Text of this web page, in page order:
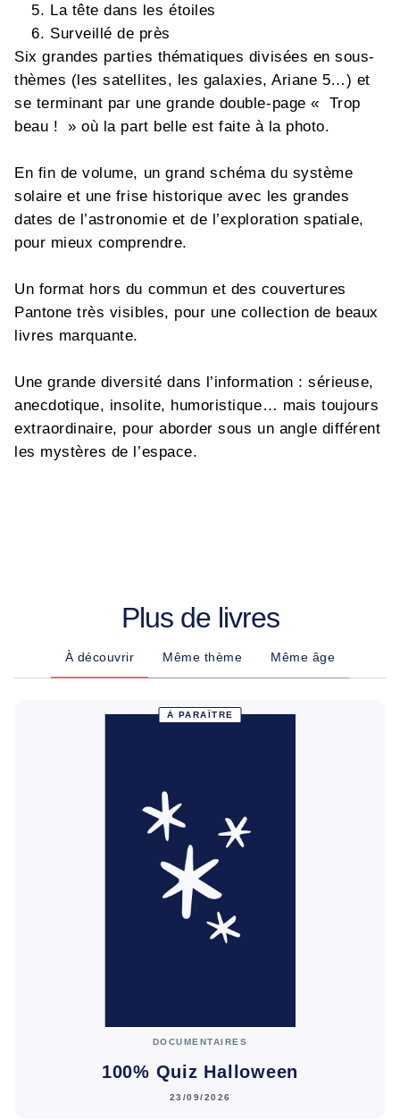
La tête dans les étoiles
Surveillé de près
Six grandes parties thématiques divisées en sous-
thèmes (les satellites, les galaxies, Ariane 5…) et
se terminant par une grande double-page « Trop
beau ! » où la part belle est faite à la photo.
En fin de volume, un grand schéma du système
solaire et une frise historique avec les grandes
dates de l’astronomie et de l’exploration spatiale,
pour mieux comprendre.
Un format hors du commun et des couvertures
Pantone très visibles, pour une collection de beaux
livres marquante.
Une grande diversité dans l’information : sérieuse,
anecdotique, insolite, humoristique… mais toujours
extraordinaire, pour aborder sous un angle différent
les mystères de l’espace.
Plus de livres
À découvrir Même thème Même âge
À PARAÎTRE
DOCUMENTAIRES
100% Quiz Halloween
23/09/2026